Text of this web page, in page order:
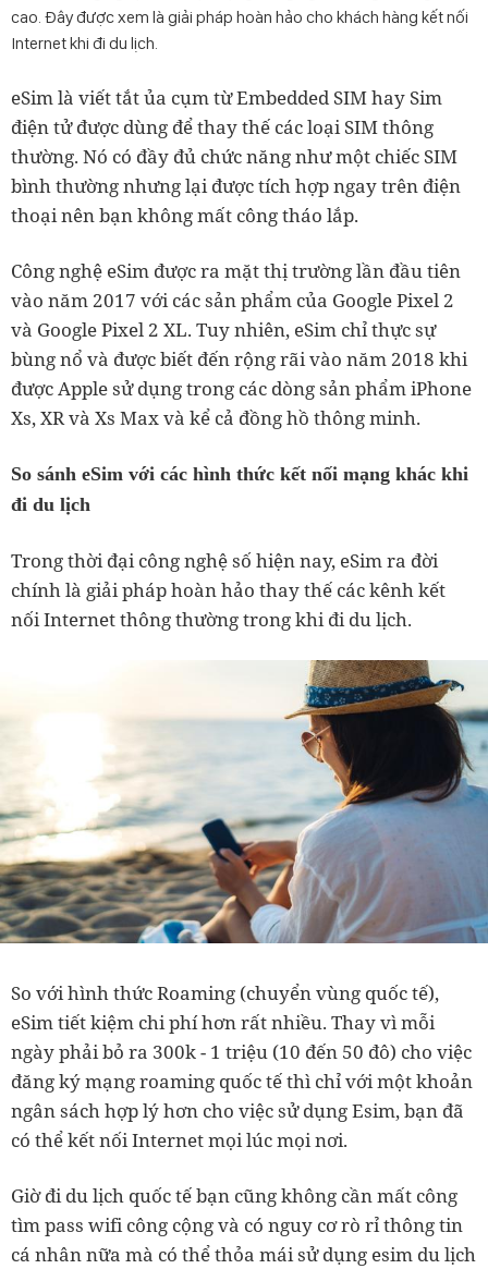
cao. Đây được xem là giải pháp hoàn hảo cho khách hàng kết nối
Internet khi đi du lịch.
eSim là viết tắt ủa cụm từ Embedded SIM hay Sim
điện tử được dùng để thay thế các loại SIM thông
thường. Nó có đầy đủ chức năng như một chiếc SIM
bình thường nhưng lại được tích hợp ngay trên điện
thoại nên bạn không mất công tháo lắp.
Công nghệ eSim được ra mặt thị trường lần đầu tiên
vào năm 2017 với các sản phẩm của Google Pixel 2
và Google Pixel 2 XL. Tuy nhiên, eSim chỉ thực sự
bùng nổ và được biết đến rộng rãi vào năm 2018 khi
được Apple sử dụng trong các dòng sản phẩm iPhone
Xs, XR và Xs Max và kể cả đồng hồ thông minh.
So sánh eSim với các hình thức kết nối mạng khác khi
đi du lịch
Trong thời đại công nghệ số hiện nay, eSim ra đời
chính là giải pháp hoàn hảo thay thế các kênh kết
nối Internet thông thường trong khi đi du lịch.
So với hình thức Roaming (chuyển vùng quốc tế),
eSim tiết kiệm chi phí hơn rất nhiều. Thay vì mỗi
ngày phải bỏ ra 300k - 1 triệu (10 đến 50 đô) cho việc
đăng ký mạng roaming quốc tế thì chỉ với một khoản
ngân sách hợp lý hơn cho việc sử dụng Esim, bạn đã
có thể kết nối Internet mọi lúc mọi nơi.
Giờ đi du lịch quốc tế bạn cũng không cần mất công
tìm pass wifi công cộng và có nguy cơ rò rỉ thông tin
cá nhân nữa mà có thể thỏa mái sử dụng esim du lịch